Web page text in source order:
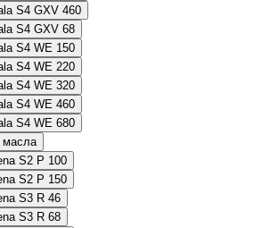
S4 GXV 460
S4 GXV 68
S4 WE 150
S4 WE 220
S4 WE 320
S4 WE 460
S4 WE 680
масла
S2 P 100
S2 P 150
S3 R 46
S3 R 68